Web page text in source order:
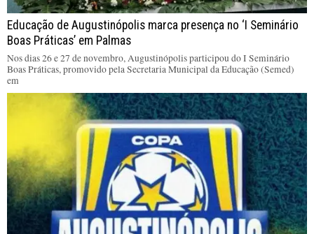
Educação de Augustinópolis marca presença no ‘I Seminário
Boas Práticas’ em Palmas
Nos dias 26 e 27 de novembro, Augustinópolis participou do I Seminário
Boas Práticas, promovido pela Secretaria Municipal da Educação (Semed)
em